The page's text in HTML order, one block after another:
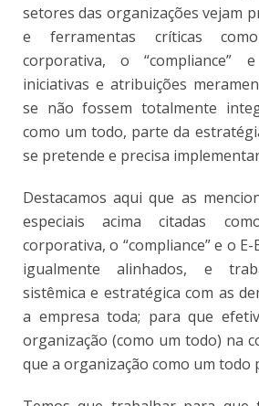
setores das organizações vejam
e ferramentas críticas
corporativa, o “compliance”
iniciativas e atribuições
se não fossem totalmente
como um todo, parte da
se pretende e precisa
Destacamos aqui que as
especiais acima citadas
corporativa, o “compliance” e o
igualmente alinhados, e
sistêmica e estratégica com as
a empresa toda; para que
organização (como um todo) na
que a organização como um todo